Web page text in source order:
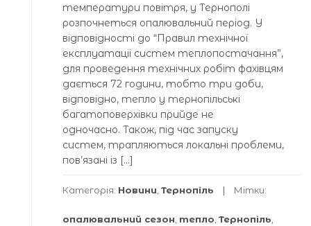
температури повітря, у Тернополі
розпочнеться опалювальний період. У
відповідності до “Правил технічної
експлуатації систем теплопостачання”,
для проведення технічних робіт фахівцям
дається 72 години, тобто три доби,
відповідно, тепло у тернопільські
багатоповерхівки прийде не
одночасно. Також, під час запуску
систем, трапляються локальні проблеми,
пов’язані із […]
Категорія: Новини Тернопіль Мітки:
опалювальний сезон тепло Тернопіль